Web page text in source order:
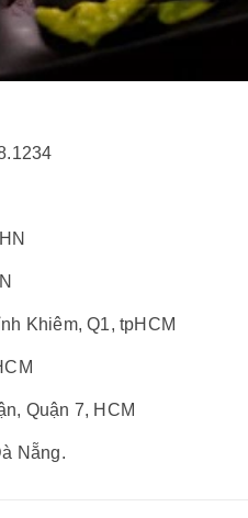
Khiêm, Q1, tpHCM
Quận 7, HCM
Nẵng.